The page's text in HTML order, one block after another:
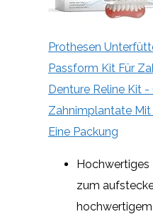
Prothesen
Passform Kit Für
Denture Reline Kit -
Zahnimplantate
Eine Packung
Hochwertiges
zum